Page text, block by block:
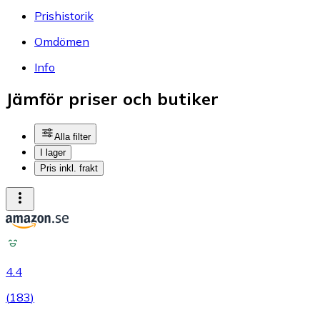
Prishistorik
Omdömen
Info
Jämför priser och butiker
Alla filter
I lager
Pris inkl. frakt
4.4
(183)